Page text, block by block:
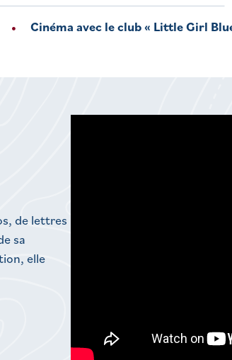
Cinéma avec le club « Little Girl
de lettres
sa
elle